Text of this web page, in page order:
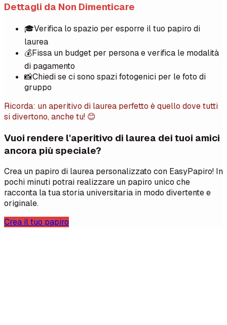
Dettagli da Non Dimenticare
🎓Verifica lo spazio per esporre il tuo papiro di
laurea
💰Fissa un budget per persona e verifica le modalità
di pagamento
📸Chiedi se ci sono spazi fotogenici per le foto di
gruppo
Ricorda: un aperitivo di laurea perfetto è quello dove tutti
si divertono, anche tu! 😊
Vuoi rendere l'aperitivo di laurea dei tuoi amici
ancora più speciale?
Crea un papiro di laurea personalizzato con EasyPapiro! In
pochi minuti potrai realizzare un papiro unico che
racconta la tua storia universitaria in modo divertente e
originale.
Crea il tuo papiro